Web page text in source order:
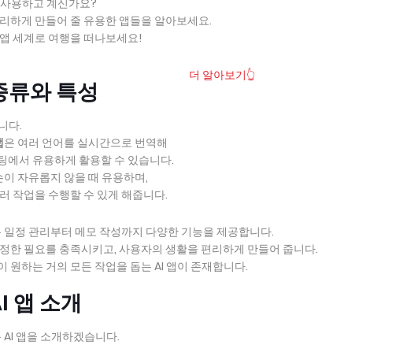
용하고 계신가요?
하게 만들어 줄 유용한 앱들을 알아보세요.
세계로 여행을 떠나보세요!
더 알아보기👆
류와 특성
다.
은 여러 언어를 실시간으로 번역해
에서 유용하게 활용할 수 있습니다.
이 자유롭지 않을 때 유용하며,
작업을 수행할 수 있게 해줍니다.
일정 관리부터 메모 작성까지 다양한 기능을 제공합니다.
한 필요를 충족시키고, 사용자의 생활을 편리하게 만들어 줍니다.
원하는 거의 모든 작업을 돕는 AI 앱이 존재합니다.
앱 소개
앱을 소개하겠습니다.